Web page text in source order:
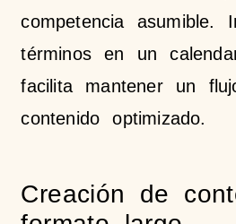
competencia asumible.
términos en un
facilita mantener un
contenido optimizado.
Creación de